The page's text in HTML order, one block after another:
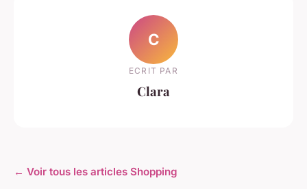
C
ECRIT PAR
Clara
← Voir tous les articles Shopping